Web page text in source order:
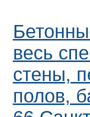
весь
стены,
полов,